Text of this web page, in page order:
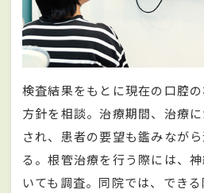
検査結果をもとに現在の口腔
方針を相談。治療期間、治療
され、患者の要望も鑑みなが
る。根管治療を行う際には、
いても調査。同院では、でき